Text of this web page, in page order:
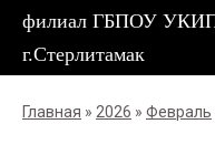
филиал ГБПОУ
г.Стерлитамак
Главная » 2026 » Февраль